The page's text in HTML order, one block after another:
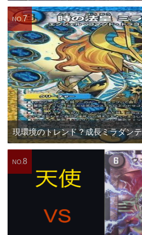
現環境のトレンド？成長ミラダンテ
NO. 7
NO. 8